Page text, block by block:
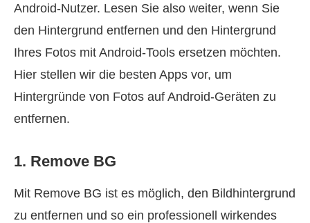
Android‑Nutzer. Lesen Sie also weiter, wenn Sie
den Hintergrund entfernen und den Hintergrund
Ihres Fotos mit Android‑Tools ersetzen möchten.
Hier stellen wir die besten Apps vor, um
Hintergründe von Fotos auf Android‑Geräten zu
entfernen.
1. Remove BG
Mit Remove BG ist es möglich, den Bildhintergrund
zu entfernen und so ein professionell wirkendes